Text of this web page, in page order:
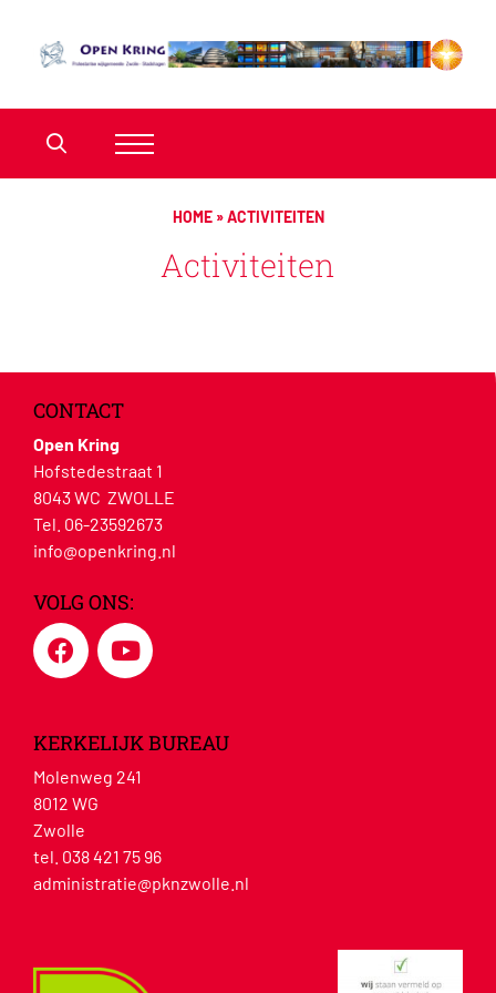
HOME»ACTIVITEITEN
Activiteiten
CONTACT
Open Kring
Hofstedestraat 1
8043 WC ZWOLLE
Tel. 06-23592673
info@openkring.nl
VOLG ONS:
KERKELIJK BUREAU
Molenweg 241
8012 WG
Zwolle
tel. 038 421 75 96
administratie@pknzwolle.nl